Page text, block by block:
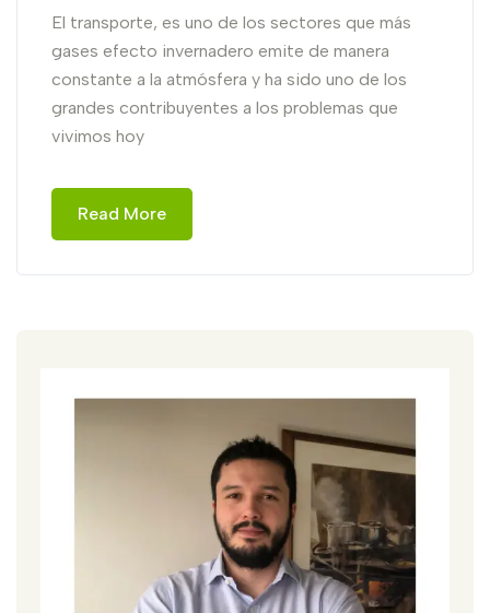
El transporte, es uno de los sectores que más
gases efecto invernadero emite de manera
constante a la atmósfera y ha sido uno de los
grandes contribuyentes a los problemas que
vivimos hoy
Read More